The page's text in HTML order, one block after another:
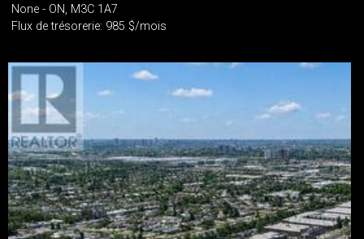
None - ON, M3C 1A7
Flux de trésorerie: 985 $/mois